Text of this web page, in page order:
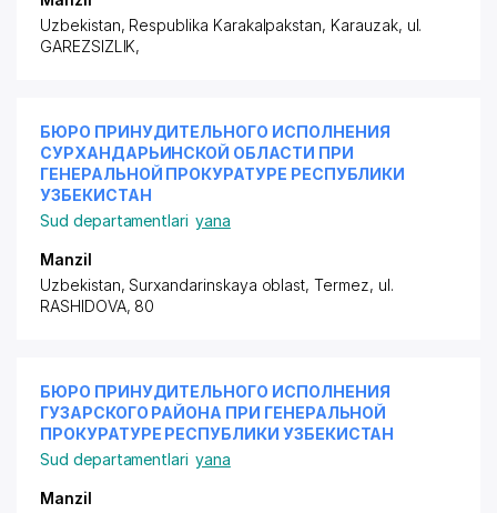
Uzbekistan, Respublika Karakalpakstan, Karauzak, ul.
GAREZSIZLIK,
БЮРО ПРИНУДИТЕЛЬНОГО ИСПОЛНЕНИЯ
СУРХАНДАРЬИНСКОЙ ОБЛАСТИ ПРИ
ГЕНЕРАЛЬНОЙ ПРОКУРАТУРЕ РЕСПУБЛИКИ
УЗБЕКИСТАН
Sud departamentlari yana
Manzil
Uzbekistan, Surxandarinskaya oblast, Termez, ul.
RASHIDOVA, 80
БЮРО ПРИНУДИТЕЛЬНОГО ИСПОЛНЕНИЯ
ГУЗАРСКОГО РАЙОНА ПРИ ГЕНЕРАЛЬНОЙ
ПРОКУРАТУРЕ РЕСПУБЛИКИ УЗБЕКИСТАН
Sud departamentlari yana
Manzil